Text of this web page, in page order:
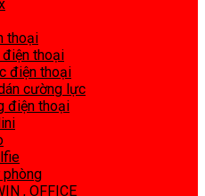
thoại
thoại
điện thoại
cường lực
điện thoại
, OFFICE